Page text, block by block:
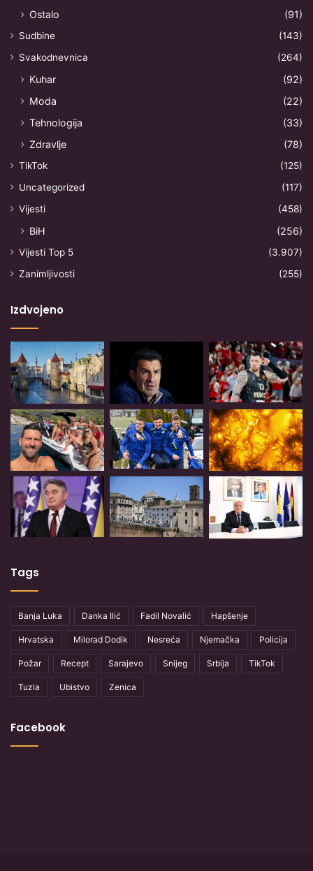
Ostalo
(91)
Sudbine
(143)
Svakodnevnica
(264)
Kuhar
(92)
Moda
(22)
Tehnologija
(33)
Zdravlje
(78)
TikTok
(125)
Uncategorized
(117)
Vijesti
(458)
BiH (256)
Vijesti Top 5
(3.907)
Zanimljivosti
(255)
Izdvojeno
Tags
Banja Luka Danka Ilić Fadil Novalić Hapšenje
Hrvatska Milorad Dodik Nesreća Njemačka Policija
Požar Recept Sarajevo Snijeg Srbija TikTok
Tuzla Ubistvo Zenica
Facebook